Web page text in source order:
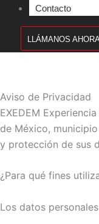
Contacto
LLÁMANOS AHORA
Aviso de Privacidad
EXEDEM
de México,
y protección de sus
¿Para qué fines
Los datos